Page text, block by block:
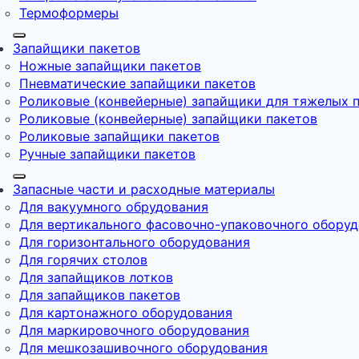
Термоформеры
Запайщики пакетов
Ножные запайщики пакетов
Пневматические запайщики пакетов
Роликовые (конвейерные) запайщики для тяжелых
Роликовые (конвейерные) запайщики пакетов
Роликовые запайщики пакетов
Ручные запайщики пакетов
Запасные части и расходные материалы
Для вакуумного обрудования
Для вертикального фасовочно-упаковочного
Для горизонтального оборудования
Для горячих столов
Для запайщиков лотков
Для запайщиков пакетов
Для картонажного оборудования
Для маркировочного оборудования
Для мешкозашивочного оборудования